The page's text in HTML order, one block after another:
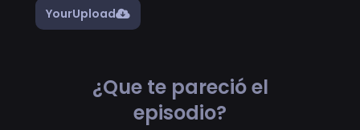
YourUpload
¿Que te pareció el
episodio?